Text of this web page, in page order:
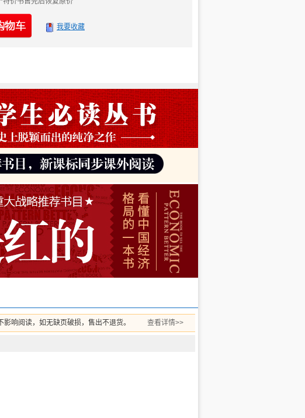
我要收藏
响阅读，如无缺页破损，售出不退货。 查看详情>>